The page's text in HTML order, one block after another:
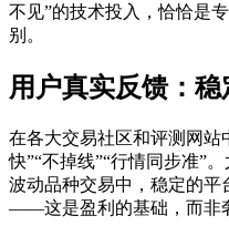
不见”的技术投入，恰恰是
别。
用户真实反馈：
在各大交易社区和评测网站
快”“不掉线”“行情同步准”
波动品种交易中，稳定的
——这是盈利的基础，而非